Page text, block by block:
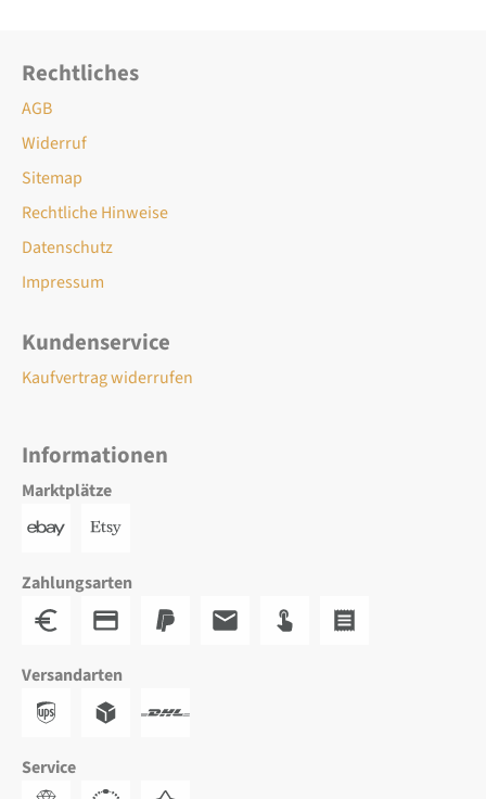
Rechtliches
AGB
Widerruf
Sitemap
Rechtliche Hinweise
Datenschutz
Impressum
Kundenservice
Kaufvertrag widerrufen
Informationen
Marktplätze
Zahlungsarten
Versandarten
Service